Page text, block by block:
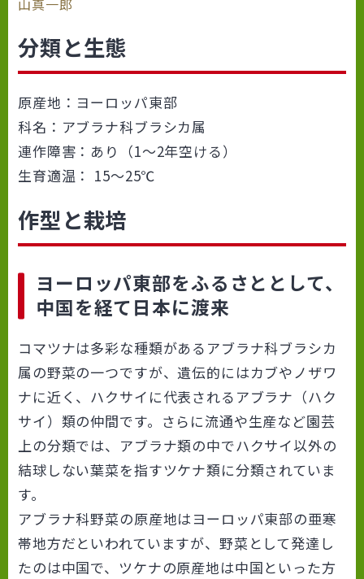
山真一郎
分類と生態
原産地：ヨーロッパ東部
科名：アブラナ科ブラシカ属
連作障害：あり（1〜2年空ける）
生育適温： 15〜25℃
作型と栽培
ヨーロッパ東部をふるさととして、
中国を経て日本に渡来
コマツナは多彩な種類があるアブラナ科ブラシカ
属の野菜の一つですが、遺伝的にはカブやノザワ
ナに近く、ハクサイに代表されるアブラナ（ハク
サイ）類の仲間です。さらに流通や生産など園芸
上の分類では、アブラナ類の中でハクサイ以外の
結球しない葉菜を指すツケナ類に分類されていま
す。
アブラナ科野菜の原産地はヨーロッパ東部の亜寒
帯地方だといわれていますが、野菜として発達し
たのは中国で、ツケナの原産地は中国といった方